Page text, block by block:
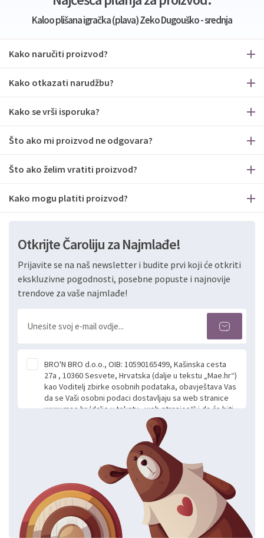
Kaloo plišana igračka (plava) Zeko Dugouško - srednja
Kako naručiti proizvod?
Kako otkazati narudžbu?
Kako se vrši isporuka?
Što ako mi proizvod ne odgovara?
Što ako želim vratiti proizvod?
Kako mogu platiti proizvod?
Otkrijte Čaroliju za Najmlađe!
Prijavite se na naš newsletter i budite prvi koji će otkriti
ekskluzivne pogodnosti, posebne popuste i najnovije
trendove za vaše najmlađe!
BRO'N BRO d.o.o., OIB: 10590165499, Kašinska cesta
27a , 10360 Sesvete, Hrvatska (dalje u tekstu „Mae.hr“)
kao Voditelj zbirke osobnih podataka, obavještava Vas
da se Vaši osobni podaci dostavljaju sa web stranice
www.mae.hr (dalje u tekstu „web stranice“) i da će biti
obrađeni. Prihvaćanjem ove Izjave smatra se da
slobodno i izričito dajete privolu za prikupljanje i daljnju
obradu Vaših osobnih podataka koje ustupate Mae.hr
putem ovih web stranica u svrhu odgovora i daljnje
komunikacije na Vaš upit poslan kroz kontakt obrazac.
Radi se o dobrovoljnom davanju podataka te ovu
Izjavu niste dužni prihvatiti odnosno niste dužni unositi
svoje osobne podatke u jednu od prijavnih
formi/obrazaca dostupnih na ovim web stranicama.
BRO'N BRO d.o.o. će s Vašim osobnim podacima
postupati sukladno Općoj uredbi o zaštiti podataka